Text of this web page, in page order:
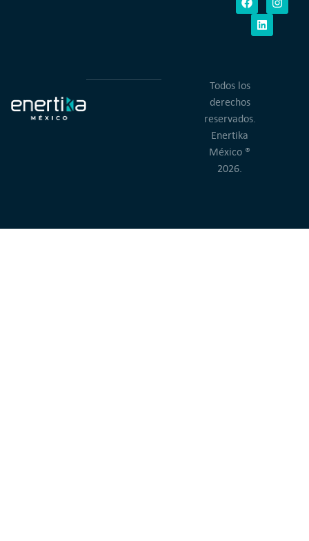
Todos los
derechos
reservados.
Enertika
México ®
2026.